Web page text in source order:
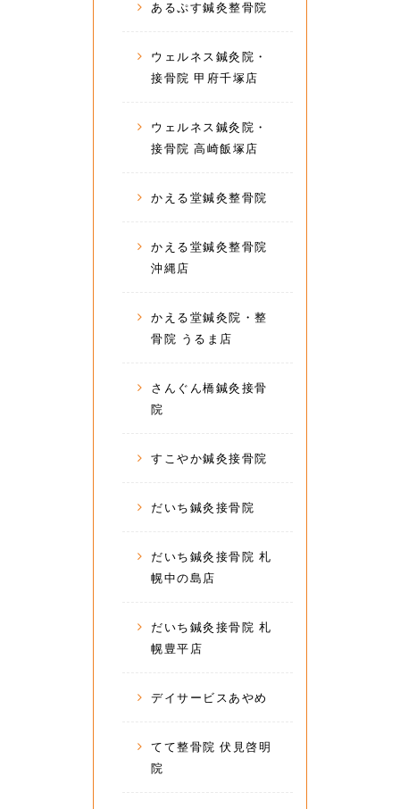
あるぷす鍼灸整骨院
ウェルネス鍼灸院・
接骨院 甲府千塚店
ウェルネス鍼灸院・
接骨院 高崎飯塚店
かえる堂鍼灸整骨院
かえる堂鍼灸整骨院
沖縄店
かえる堂鍼灸院・整
骨院 うるま店
さんぐん橋鍼灸接骨
院
すこやか鍼灸接骨院
だいち鍼灸接骨院
だいち鍼灸接骨院 札
幌中の島店
だいち鍼灸接骨院 札
幌豊平店
デイサービスあやめ
てて整骨院 伏見啓明
院